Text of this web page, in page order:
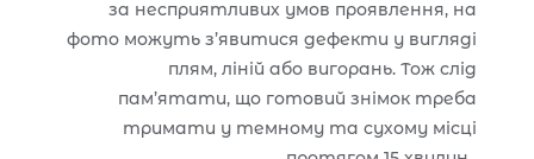
за несприятливих умов проявлення, на
фото можуть з’явитися дефекти у вигляді
плям, ліній або вигорань. Тож слід
пам’ятати, що готовий знімок треба
тримати у темному та сухому місці